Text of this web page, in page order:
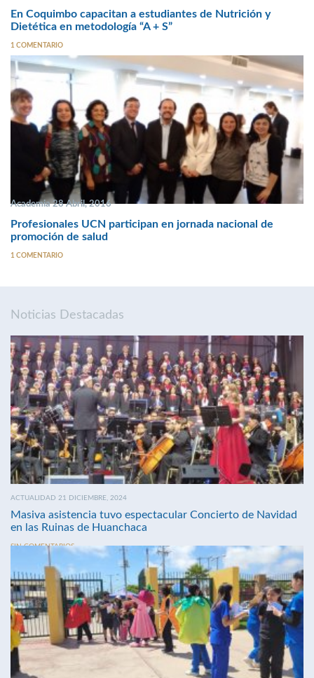
En Coquimbo capacitan a estudiantes de Nutrición y
Dietética en metodología “A + S”
1 COMENTARIO
Academia 28 Abril, 2016
Profesionales UCN participan en jornada nacional de
promoción de salud
1 COMENTARIO
Noticias Destacadas
ACTUALIDAD 21 DICIEMBRE, 2024
Masiva asistencia tuvo espectacular Concierto de Navidad
en las Ruinas de Huanchaca
SIN COMENTARIOS